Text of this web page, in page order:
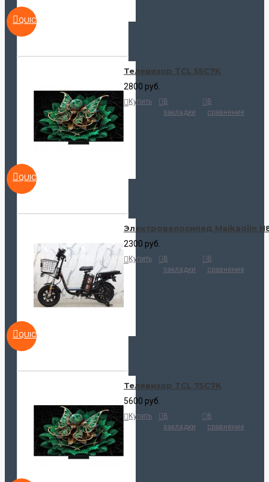
QUICKVIEW
QUICKVIEW
Телевизор TCL 55C7K
2800 руб.
Купить
В
закладки
В
сравнение
QUICKVIEW
Электровелосипед Maikaolin
2300 руб.
Купить
В
закладки
В
сравнение
Телевизор TCL 75C7K
5600 руб.
Купить
В
закладки
В
сравнение